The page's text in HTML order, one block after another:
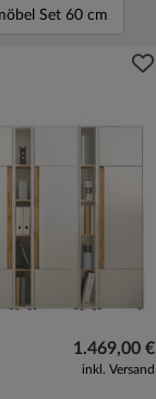
Set 60 cm
1.469,00 €
inkl. Versand